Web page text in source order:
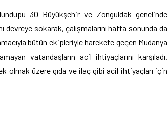
30 Büyükşehir ve Zonguldak genelinde
devreye sokarak, çalışmalarını hafta sonunda da
bütün ekipleriyle harekete geçen Mudanya
vatandaşların acil ihtiyaçlarını karşıladı.
olmak üzere gıda ve ilaç gibi acil ihtiyaçları için